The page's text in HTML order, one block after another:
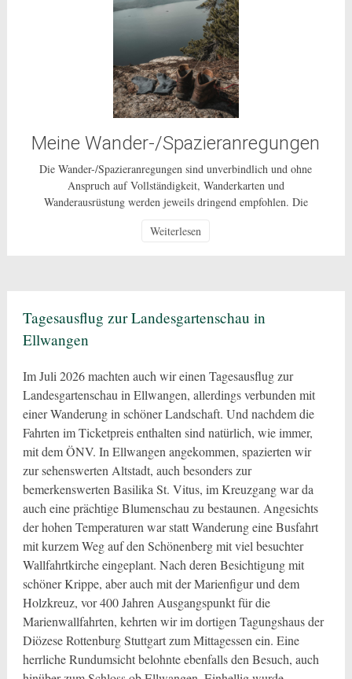
Meine Wander-/Spazieranregungen
Die Wander-/Spazieranregungen sind unverbindlich und ohne
Anspruch auf Vollständigkeit, Wanderkarten und
Wanderausrüstung werden jeweils dringend empfohlen. Die
Risiko und sind nur für den privaten Gebrauch gestattet. Bei den
Weiterlesen
Tagesausflug zur Landesgartenschau in
Ellwangen
Im Juli 2026 machten auch wir einen Tagesausflug zur
Landesgartenschau in Ellwangen, allerdings verbunden mit
einer Wanderung in schöner Landschaft. Und nachdem die
Fahrten im Ticketpreis enthalten sind natürlich, wie immer,
mit dem ÖNV. In Ellwangen angekommen, spazierten wir
zur sehenswerten Altstadt, auch besonders zur
bemerkenswerten Basilika St. Vitus, im Kreuzgang war da
auch eine prächtige Blumenschau zu bestaunen. Angesichts
der hohen Temperaturen war statt Wanderung eine Busfahrt
mit kurzem Weg auf den Schönenberg mit viel besuchter
Wallfahrtkirche eingeplant. Nach deren Besichtigung mit
schöner Krippe, aber auch mit der Marienfigur und dem
Holzkreuz, vor 400 Jahren Ausgangspunkt für die
Marienwallfahrten, kehrten wir im dortigen Tagungshaus der
Diözese Rottenburg Stuttgart zum Mittagessen ein. Eine
herrliche Rundumsicht belohnte ebenfalls den Besuch, auch